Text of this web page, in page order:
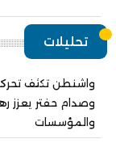
تحليلات
واشنطن تكثف
وصدام حفتر يعزز
والمؤسسات